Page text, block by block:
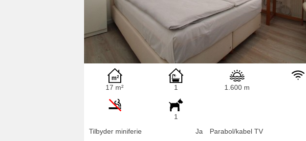
17 m² 1 1.600 m
1
Tilbyder miniferie
Ja Parabol/kabel TV